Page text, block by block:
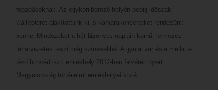
fogadásoknak. Az egykori borozó helyén pedig időszaki
kiállítóteret alakítottunk ki, s kamarakoncerteket rendezünk
benne. Mindezeket a hét bizonyos napjain korhű, jelmezes
tárlatvezetés teszi még színesebbé. A gyulai vár és a mellette
lévő honvédtiszti emlékhely 2012-ben felvételt nyert
Magyarország történelmi emlékhelyei közé.